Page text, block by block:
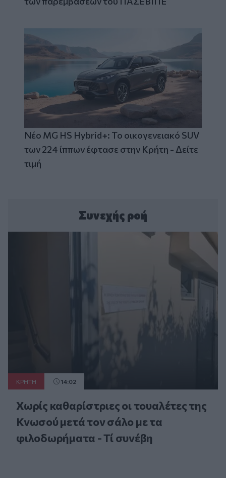
Νέο MG HS Hybrid+: Το οικογενειακό SUV
των 224 ίππων έφτασε στην Κρήτη - Δείτε
τιμή
Συνεχής ροή
ΚΡΗΤΗ 14:02
Χωρίς καθαρίστριες οι τουαλέτες της
Κνωσού μετά τον σάλο με τα
φιλοδωρήματα - Τί συνέβη